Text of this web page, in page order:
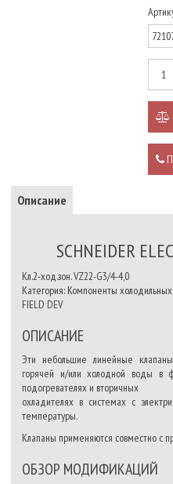
Описание
SCHNEIDER
Кл.2-ход.зон. VZ22-G3/4-4,0
Категория: Компоненты
FIELD DEV
ОПИСАНИЕ
Эти небольшие линейные
горячей и/или холодной воды в
подогревателях и вторичных
охладителях в системах с
температуры.
Клапаны применяются совместно с
ОБЗОР МОДИФИКАЦИЙ